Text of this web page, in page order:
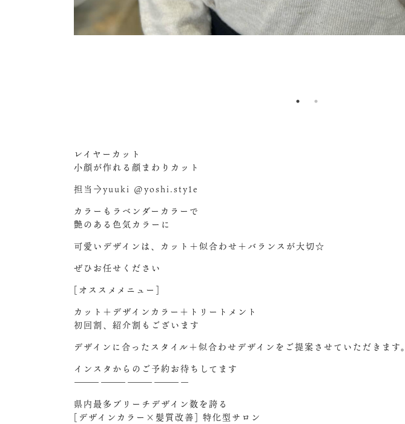
レイヤーカット
小顔が作れる顔まわりカット
担当→yuuki @yoshi.sty1e
カラーもラベンダーカラーで
艶のある色気カラーに︎
可愛いデザインは、カット＋似合わせ＋バランスが大切☆
ぜひお任せください
[オススメメニュー]
カット＋デザインカラー＋トリートメント
初回割、紹介割もございます
デザインに合ったスタイル＋似合わせデザインをご提案させていただきます。
インスタからのご予約お待ちしてます‍
—————————————
県内最多ブリーチデザイン数を誇る
[デザインカラー×髪質改善] 特化型サロン